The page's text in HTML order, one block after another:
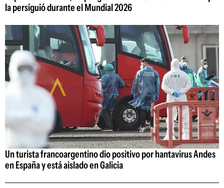
la persiguió durante el Mundial 2026
Un turista francoargentino dio positivo por hantavirus Andes
en España y está aislado en Galicia